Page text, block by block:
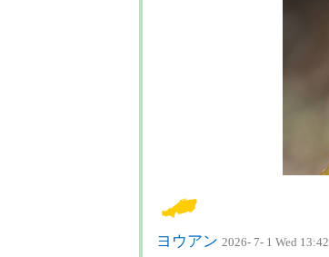
ヨウアン 2026- 7- 1 Wed 13:42